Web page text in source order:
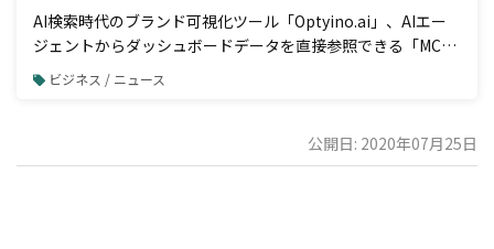
AI検索時代のブランド可視化ツール「Optyino.ai」、AIエー
ジェントからダッシュボードデータを直接参照できる「MCP
接続」機能を一般公開
ビジネス / ニュース
公開日: 2020年07月25日